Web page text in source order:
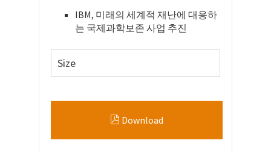
IBM, 미래의 세계적 재난에 대응하
는 국제과학보존 사업 추진
Size
Download